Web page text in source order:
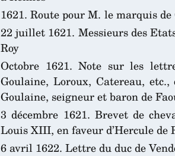
1621. Route pour M. le marquis de
22 juillet 1621. Messieurs des
Roy
Octobre 1621. Note sur les
Goulaine, Loroux, Catereau,
Goulaine, seigneur et baron de
3 décembre 1621. Brevet de
Louis XIII, en faveur d’Hercule de
6 avril 1622. Lettre du duc de